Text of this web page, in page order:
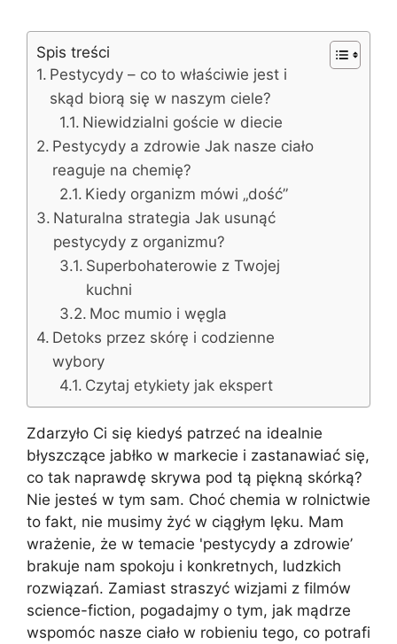
Spis treści
Pestycydy – co to właściwie jest i
skąd biorą się w naszym ciele?
Niewidzialni goście w diecie
Pestycydy a zdrowie Jak nasze ciało
reaguje na chemię?
Kiedy organizm mówi „dość”
Naturalna strategia Jak usunąć
pestycydy z organizmu?
Superbohaterowie z Twojej
kuchni
Moc mumio i węgla
Detoks przez skórę i codzienne
wybory
Czytaj etykiety jak ekspert
Zdarzyło Ci się kiedyś patrzeć na idealnie
błyszczące jabłko w markecie i zastanawiać się,
co tak naprawdę skrywa pod tą piękną skórką?
Nie jesteś w tym sam. Choć chemia w rolnictwie
to fakt, nie musimy żyć w ciągłym lęku. Mam
wrażenie, że w temacie 'pestycydy a zdrowie’
brakuje nam spokoju i konkretnych, ludzkich
rozwiązań. Zamiast straszyć wizjami z filmów
science-fiction, pogadajmy o tym, jak mądrze
wspomóc nasze ciało w robieniu tego, co potrafi